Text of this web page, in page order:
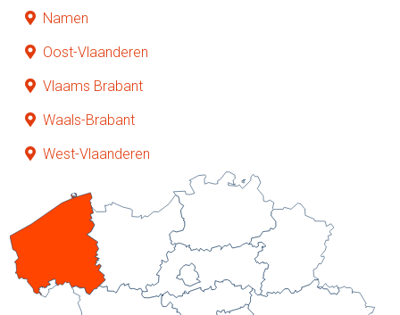
Namen
Oost-Vlaanderen
Vlaams Brabant
Waals-Brabant
West-Vlaanderen